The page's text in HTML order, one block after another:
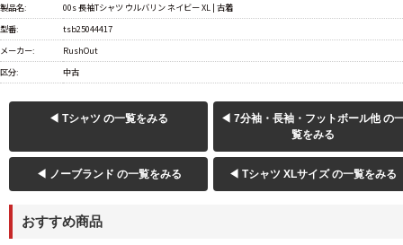
製品名:
00s 長袖Tシャツ ウルバリン ネイビー XL | 古着
型番:
tsb25044417
メーカー:
RushOut
区分:
中古
◀ Tシャツ の一覧をみる
◀ 7分袖・長袖・フットボール他 の
覧をみる
◀ ノーブランド の一覧をみる ◀ Tシャツ XLサイズ の一覧をみる
おすすめ商品